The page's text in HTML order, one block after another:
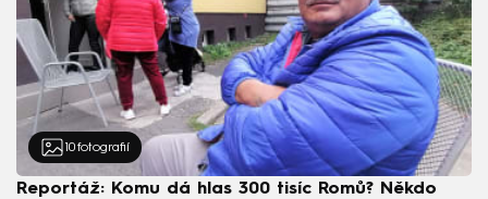
10 fotografií
Reportáž: Komu dá hlas 300 tisíc Romů? Někdo